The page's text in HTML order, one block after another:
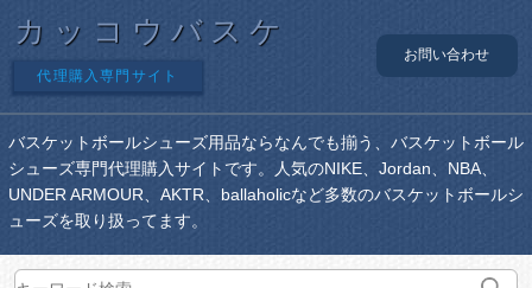
カッコウバスケ
代理購入専門サイト
お問い合わせ
バスケットボールシューズ用品ならなんでも揃う、バスケットボール
シューズ専門代理購入サイトです。人気のNIKE、Jordan、NBA、
UNDER ARMOUR、AKTR、ballaholicなど多数のバスケットボールシ
ューズを取り扱ってます。